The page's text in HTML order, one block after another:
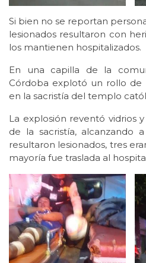
Si bien no se reportan
lesionados resultaron con
los mantienen hospitalizados.
En una capilla de la
Córdoba explotó un rollo de
en la sacristía del templo
La explosión reventó vidrios
de la sacristía, alcanzando
resultaron lesionados, tres
mayoría fue traslada al